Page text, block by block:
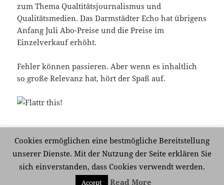
zum Thema Qualtitätsjournalismus und
Qualitätsmedien. Das Darmstädter Echo hat übrigens
Anfang Juli Abo-Preise und die Preise im
Einzelverkauf erhöht.
Fehler können passieren. Aber wenn es inhaltlich
so große Relevanz hat, hört der Spaß auf.
Veröffentlicht
8. Juli 2009 Kategorien
Medien ,Politik Schlagwörter
Darmstadt ,Darmstadt-
Darmstädter Echo ,Schule
Schreibe einen Kommentarzu Schulstreit, und was die Zeitung daraus
Mit Stolz präsentiert von WordPress
Cookies ermöglichen eine bestmögliche Bereitstellung
unserer Dienste. Mit der Nutzung der Seite erklären Sie
sich einverstanden, dass Cookies verwendt werden.
Accept Read More